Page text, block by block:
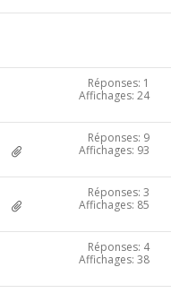
Réponses: 1
Affichages: 24
Réponses: 9
Affichages: 93
Réponses: 3
Affichages: 85
Réponses: 4
Affichages: 38